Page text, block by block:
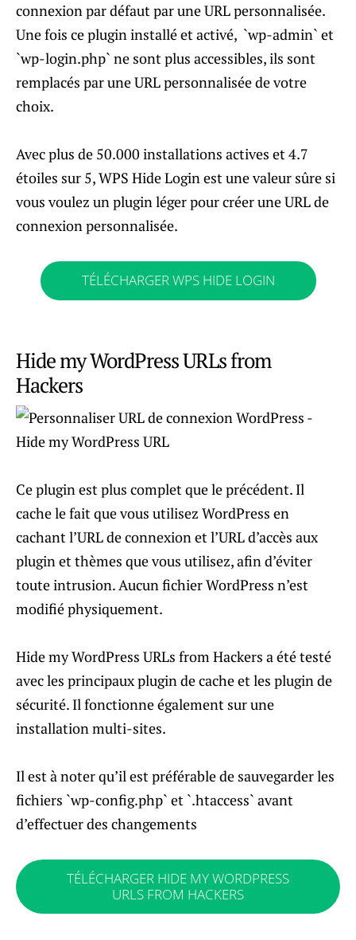
connexion par défaut par une URL personnalisée.
Une fois ce plugin installé et activé, `wp-admin` et
`wp-login.php` ne sont plus accessibles, ils sont
remplacés par une URL personnalisée de votre
choix.
Avec plus de 50.000 installations actives et 4.7
étoiles sur 5, WPS Hide Login est une valeur sûre si
vous voulez un plugin léger pour créer une URL de
connexion personnalisée.
TÉLÉCHARGER WPS HIDE LOGIN
Hide my WordPress URLs from
Hackers
Ce plugin est plus complet que le précédent. Il
cache le fait que vous utilisez WordPress en
cachant l’URL de connexion et l’URL d’accès aux
plugin et thèmes que vous utilisez, afin d’éviter
toute intrusion. Aucun fichier WordPress n’est
modifié physiquement.
Hide my WordPress URLs from Hackers a été testé
avec les principaux plugin de cache et les plugin de
sécurité. Il fonctionne également sur une
installation multi-sites.
Il est à noter qu’il est préférable de sauvegarder les
fichiers `wp-config.php` et `.htaccess` avant
d’effectuer des changements
TÉLÉCHARGER HIDE MY WORDPRESS
URLS FROM HACKERS